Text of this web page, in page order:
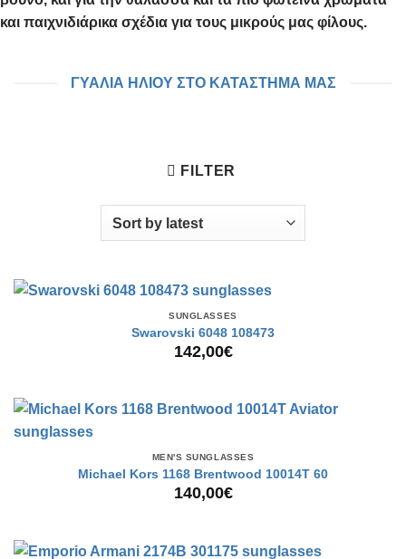
και παιχνιδιάρικα σχέδια για τους μικρούς μας φίλους.
ΓΥΑΛΙΑ ΗΛΙΟΥ ΣΤΟ ΚΑΤΑΣΤΗΜΑ ΜΑΣ
FILTER
SUNGLASSES
Swarovski 6048 108473
142,00€
MEN'S SUNGLASSES
Michael Kors 1168 Brentwood 10014T 60
140,00€